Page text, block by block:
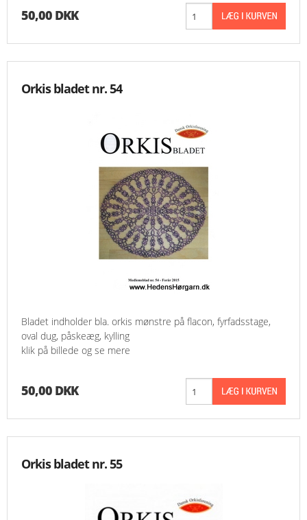
50,00 DKK
Orkis bladet nr. 54
Bladet indholder bla. orkis mønstre på flacon, fyrfadsstage,
oval dug, påskeæg, kylling
klik på billede og se mere
50,00 DKK
Orkis bladet nr. 55